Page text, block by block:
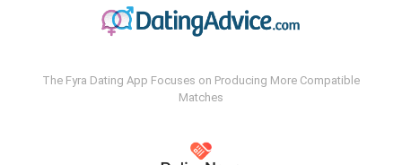
The Fyra Dating App Focuses on Producing More Compatible
Matches